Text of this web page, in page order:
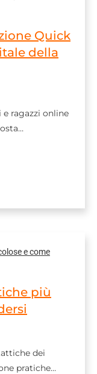
Quick
della
ragazzi online
più
dei
pratiche…